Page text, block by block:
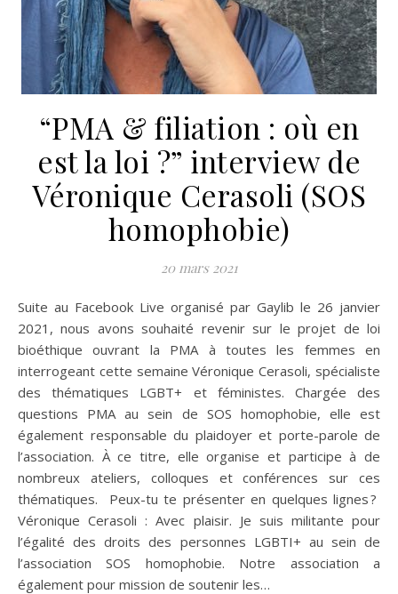
“PMA & filiation : où en
est la loi ?” interview de
Véronique Cerasoli (SOS
homophobie)
20 mars 2021
Suite au Facebook Live organisé par Gaylib le 26 janvier
2021, nous avons souhaité revenir sur le projet de loi
bioéthique ouvrant la PMA à toutes les femmes en
interrogeant cette semaine Véronique Cerasoli, spécialiste
des thématiques LGBT+ et féministes. Chargée des
questions PMA au sein de SOS homophobie, elle est
également responsable du plaidoyer et porte-parole de
l’association. À ce titre, elle organise et participe à de
nombreux ateliers, colloques et conférences sur ces
thématiques. Peux-tu te présenter en quelques lignes ?
Véronique Cerasoli : Avec plaisir. Je suis militante pour
l’égalité des droits des personnes LGBTI+ au sein de
l’association SOS homophobie. Notre association a
également pour mission de soutenir les…